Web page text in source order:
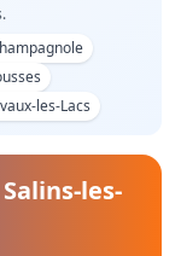
les-Lacs
Salins-les-